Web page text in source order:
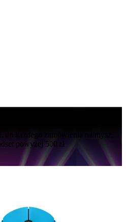
powyżej 500 zł